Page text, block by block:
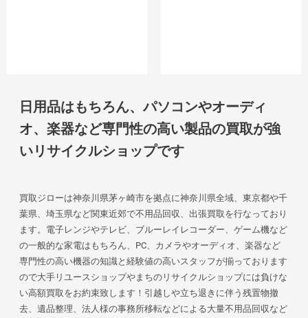
日用品はもちろん、パソコンやオーディ
オ、楽器など専門性の高い製品の買取が強
いリサイクルショップです
買取ジローは神奈川県茅ヶ崎市を拠点に神奈川県全域、東京都や千
葉県、埼玉県など関東近郊で不用品回収、出張買取を行なっており
ます。電子レンジやテレビ、ブルーレイレコーダー、ゲーム機など
の一般的な家電はもちろん、PC、カメラやオーディオ、楽器など
専門性の高い機器の知識と経験値の高いスタッフが揃っております
ので大手リユースショップやまちのリサイクルショップには負けな
い高額買取をお約束致します！引越しや立ち退きに伴う残置物撤
去、遺品整理、法人様の事務所移転などによる大量不用品回収など